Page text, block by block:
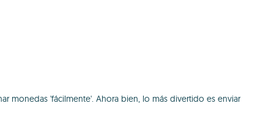
monedas 'fácilmente'. Ahora bien, lo más divertido es enviar